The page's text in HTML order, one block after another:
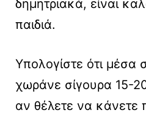
δημητριακά, είναι
παιδιά.
Υπολογίστε ότι μέσα
χωράνε σίγουρα 15-
αν θέλετε να κάνετε